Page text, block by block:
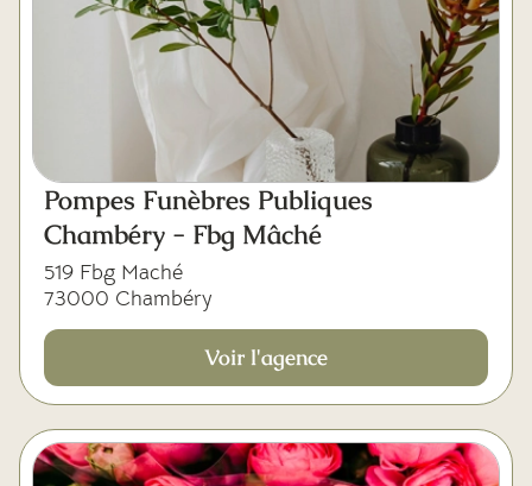
Pompes Funèbres Publiques
Chambéry - Fbg Mâché
519 Fbg Maché
73000 Chambéry
Voir l'agence